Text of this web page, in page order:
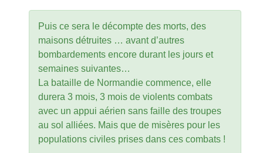
Puis ce sera le décompte des morts, des
maisons détruites … avant d’autres
bombardements encore durant les jours et
semaines suivantes…
La bataille de Normandie commence, elle
durera 3 mois, 3 mois de violents combats
avec un appui aérien sans faille des troupes
au sol alliées. Mais que de misères pour les
populations civiles prises dans ces combats !